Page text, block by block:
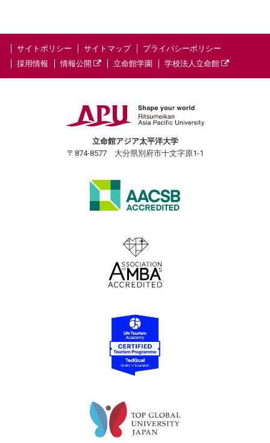
サイトポリシー サイトマップ
プライバシーポリシー
採用情報
情報公開 立命館学園 学校法人立命館
立命館アジア太平洋大学
〒874-8577 大分県別府市十文字原1-1